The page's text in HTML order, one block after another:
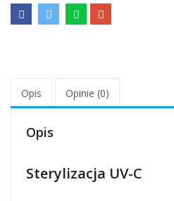
Opis Opinie (0)
Opis
Sterylizacja UV-C